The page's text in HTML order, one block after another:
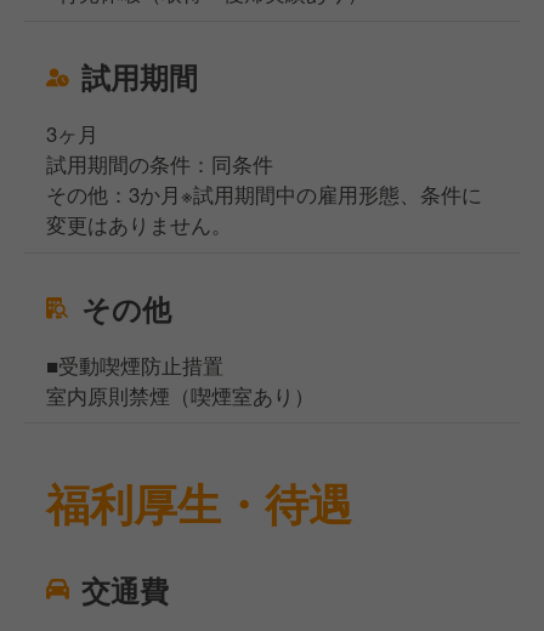
試用期間
3ヶ月
試用期間の条件：同条件
その他：3か月※試用期間中の雇用形態、条件に
変更はありません。
その他
■受動喫煙防止措置
室内原則禁煙（喫煙室あり）
福利厚生・待遇
交通費